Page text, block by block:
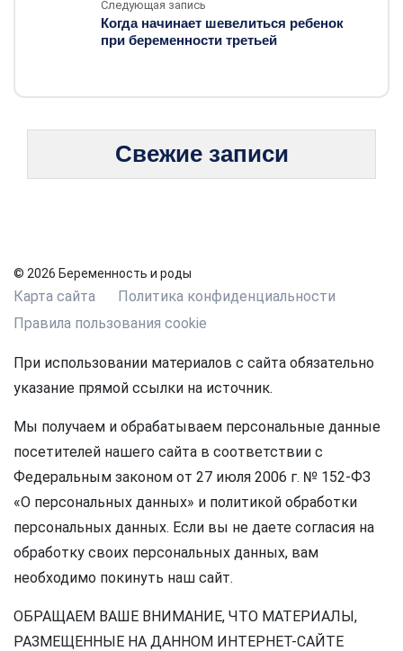
Следующая запись
Когда начинает шевелиться ребенок
при беременности третьей
Свежие записи
© 2026 Беременность и роды
Карта сайта
Политика конфиденциальности
Правила пользования cookie
При использовании материалов с сайта обязательно
указание прямой ссылки на источник.
Мы получаем и обрабатываем персональные данные
посетителей нашего сайта в соответствии с
Федеральным законом от 27 июля 2006 г. № 152-ФЗ
«О персональных данных» и политикой обработки
персональных данных. Если вы не даете согласия на
обработку своих персональных данных, вам
необходимо покинуть наш сайт.
ОБРАЩАЕМ ВАШЕ ВНИМАНИЕ, ЧТО МАТЕРИАЛЫ,
РАЗМЕЩЕННЫЕ НА ДАННОМ ИНТЕРНЕТ-САЙТЕ